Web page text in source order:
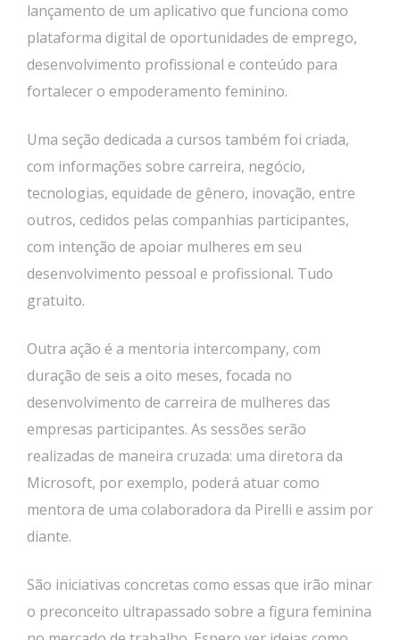
lançamento de um aplicativo que funciona como
plataforma digital de oportunidades de emprego,
desenvolvimento profissional e conteúdo para
fortalecer o empoderamento feminino.
Uma seção dedicada a cursos também foi criada,
com informações sobre carreira, negócio,
tecnologias, equidade de gênero, inovação, entre
outros, cedidos pelas companhias participantes,
com intenção de apoiar mulheres em seu
desenvolvimento pessoal e profissional. Tudo
gratuito.
Outra ação é a mentoria intercompany, com
duração de seis a oito meses, focada no
desenvolvimento de carreira de mulheres das
empresas participantes. As sessões serão
realizadas de maneira cruzada: uma diretora da
Microsoft, por exemplo, poderá atuar como
mentora de uma colaboradora da Pirelli e assim por
diante.
São iniciativas concretas como essas que irão minar
o preconceito ultrapassado sobre a figura feminina